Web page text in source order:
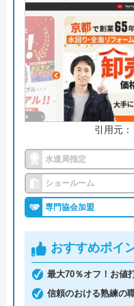
公
料
今す
受
イースマイル の
運営会社 株式
代表者 島村
本社所在地
〒
大阪
―ス
引用元：
水道局指定
ショールーム
専門協会加盟
おすすめポイ
最大70％オフ！お値
信頼のおける熟練の